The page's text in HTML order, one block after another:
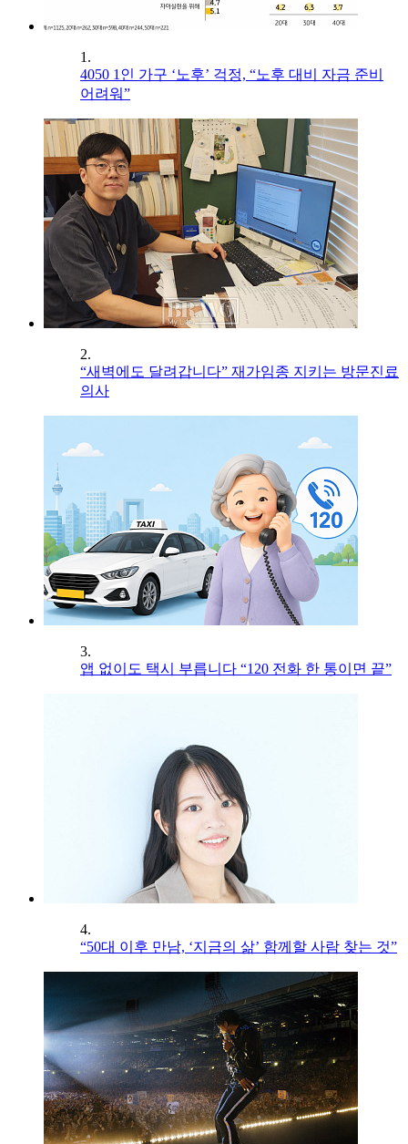
1.
4050 1인 가구 ‘노후’ 걱정, “노후 대비 자금 준비
어려워”
2.
“새벽에도 달려갑니다” 재가임종 지키는 방문진료
의사
3.
앱 없이도 택시 부릅니다 “120 전화 한 통이면 끝”
4.
“50대 이후 만남, ‘지금의 삶’ 함께할 사람 찾는 것”